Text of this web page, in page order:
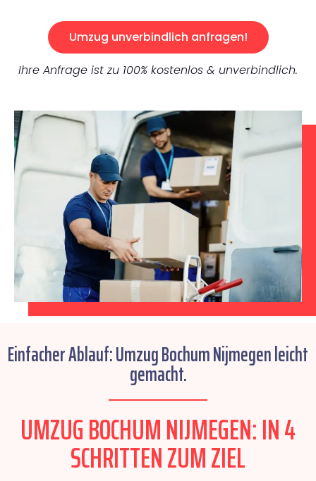
Umzug unverbindlich anfragen!
Ihre Anfrage ist zu 100% kostenlos & unverbindlich.
Einfacher Ablauf: Umzug Bochum Nijmegen leicht
gemacht.
UMZUG BOCHUM NIJMEGEN: IN 4
SCHRITTEN ZUM ZIEL